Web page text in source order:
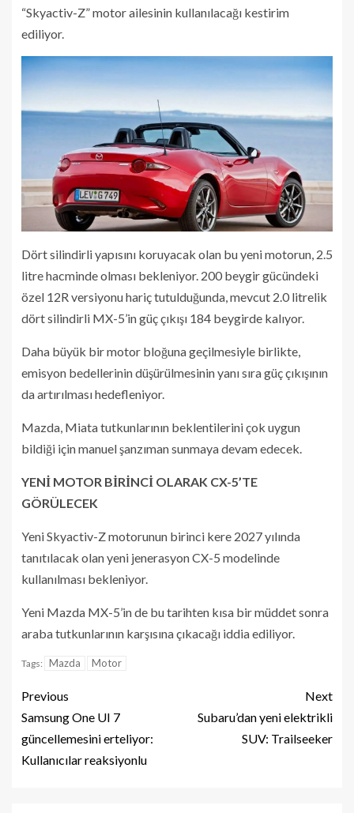
“Skyactiv-Z” motor ailesinin kullanılacağı kestirim
ediliyor.
Dört silindirli yapısını koruyacak olan bu yeni motorun, 2.5
litre hacminde olması bekleniyor. 200 beygir gücündeki
özel 12R versiyonu hariç tutulduğunda, mevcut 2.0 litrelik
dört silindirli MX-5’in güç çıkışı 184 beygirde kalıyor.
Daha büyük bir motor bloğuna geçilmesiyle birlikte,
emisyon bedellerinin düşürülmesinin yanı sıra güç çıkışının
da artırılması hedefleniyor.
Mazda, Miata tutkunlarının beklentilerini çok uygun
bildiği için manuel şanzıman sunmaya devam edecek.
YENİ MOTOR BİRİNCİ OLARAK CX-5’TE
GÖRÜLECEK
Yeni Skyactiv-Z motorunun birinci kere 2027 yılında
tanıtılacak olan yeni jenerasyon CX-5 modelinde
kullanılması bekleniyor.
Yeni Mazda MX-5’in de bu tarihten kısa bir müddet sonra
araba tutkunlarının karşısına çıkacağı iddia ediliyor.
Tags: Mazda Motor
Previous
Samsung One UI 7
güncellemesini erteliyor:
Kullanıcılar reaksiyonlu
Next
Subaru’dan yeni elektrikli
SUV: Trailseeker